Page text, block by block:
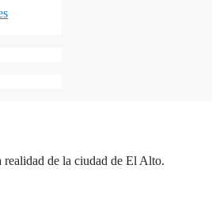
realidad de la ciudad de El Alto.